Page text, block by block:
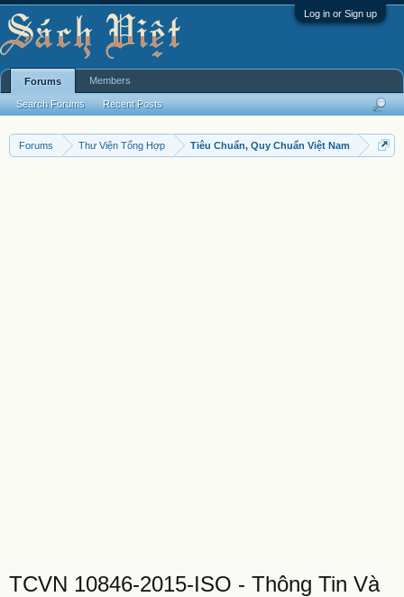
Log in or Sign up
Forums Thư Viện Tổng Hợp Tiêu Chuẩn, Quy Chuẩn Việt Nam
TCVN 10846-2015-ISO - Thông Tin Và
Forums
Search Forums Recent Posts
Members